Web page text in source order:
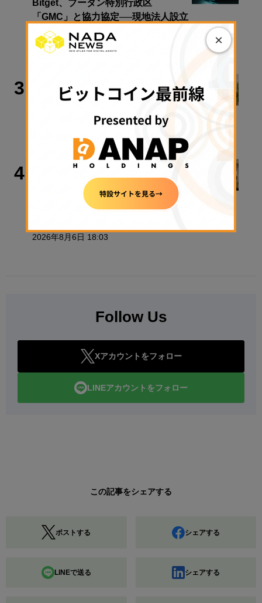
Bitget、ブータン特別行政区
「GMC」と協力協定──現地法人設立
とライセンス申請を検討
2026年8月6日 19:00
3
ゴミ処理場に眠る1000億円──ビット
コインを捨てた男の13年闘争
2026年5月22日 12:08
4
ローソンで円ステーブルコイン
「JPYC」決済を体験──国内初の
2026年8月6日 18:03
Follow Us
Xアカウントをフォロー
LINEアカウントをフォロー
この記事をシェアする
ポストする シェアする
LINEで送る シェアする
×